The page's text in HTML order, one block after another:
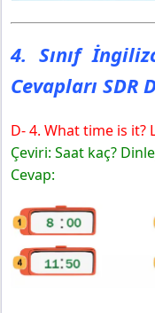
4. Sınıf
Cevapları SDR
D- 4. What time is
Çeviri: Saat kaç?
Cevap: